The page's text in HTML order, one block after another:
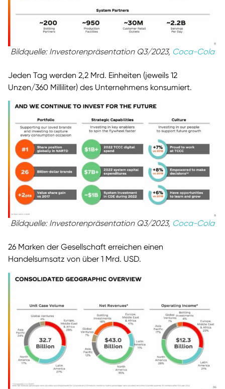
Bildquelle: Investorenpräsentation Q3/2023, Coca-Cola
Jeden Tag werden 2,2 Mrd. Einheiten (jeweils 12
Unzen/360 Milliliter) des Unternehmens konsumiert.
Bildquelle: Investorenpräsentation Q3/2023, Coca-Cola
26 Marken der Gesellschaft erreichen einen
Handelsumsatz von über 1 Mrd. USD.